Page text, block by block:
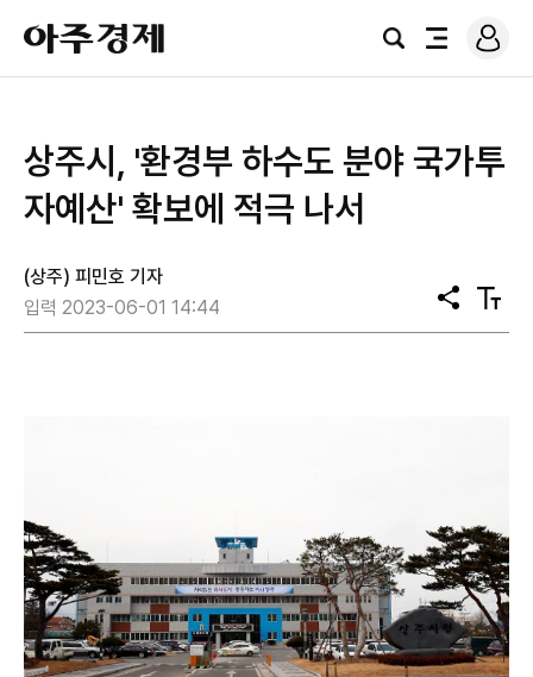
아
주
경
검
전
로
그
상주시, '환경부 하수도 분야 국가투
자예산' 확보에 적극 나서
(상주) 피민호 기자
입력 2023-06-01 14:44
공
유
텍
스